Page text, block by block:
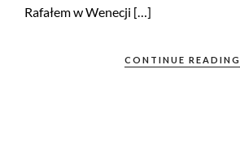
Rafałem w Wenecji […]
CONTINUE READING